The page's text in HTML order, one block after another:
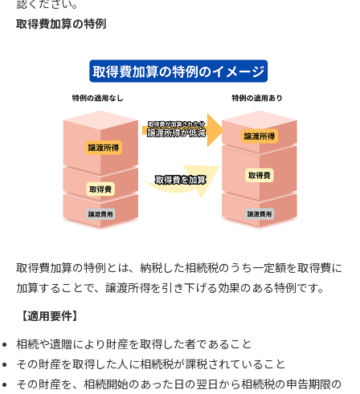
取得費加算の特例
取得費加算の特例とは、納税した相続税のうち一定額を取得費に
加算することで、譲渡所得を引き下げる効果のある特例です。
【適用要件】
相続や遺贈により財産を取得した者であること
その財産を取得した人に相続税が課税されていること
その財産を、相続開始のあった日の翌日から相続税の申告期限の